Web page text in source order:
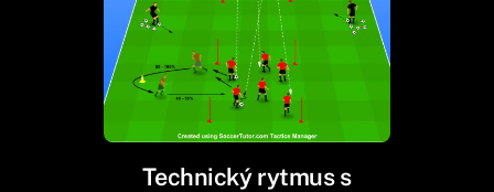
Technický rytmus s